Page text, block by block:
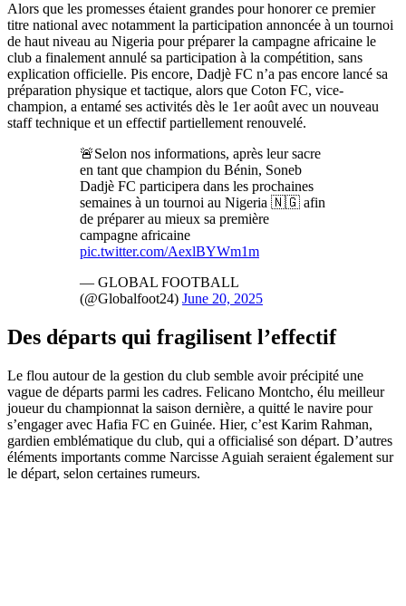
Alors que les promesses étaient grandes pour honorer ce premier
titre national avec notamment la participation annoncée à un tournoi
de haut niveau au Nigeria pour préparer la campagne africaine le
club a finalement annulé sa participation à la compétition, sans
explication officielle. Pis encore, Dadjè FC n’a pas encore lancé sa
préparation physique et tactique, alors que Coton FC, vice-
champion, a entamé ses activités dès le 1er août avec un nouveau
staff technique et un effectif partiellement renouvelé.
🚨Selon nos informations, après leur sacre
en tant que champion du Bénin, Soneb
Dadjè FC participera dans les prochaines
semaines à un tournoi au Nigeria 🇳🇬 afin
de préparer au mieux sa première
campagne africaine
pic.twitter.com/AexlBYWm1m
— GLOBAL FOOTBALL
(@Globalfoot24) June 20, 2025
Des départs qui fragilisent l’effectif
Le flou autour de la gestion du club semble avoir précipité une
vague de départs parmi les cadres. Felicano Montcho, élu meilleur
joueur du championnat la saison dernière, a quitté le navire pour
s’engager avec Hafia FC en Guinée. Hier, c’est Karim Rahman,
gardien emblématique du club, qui a officialisé son départ. D’autres
éléments importants comme Narcisse Aguiah seraient également sur
le départ, selon certaines rumeurs.